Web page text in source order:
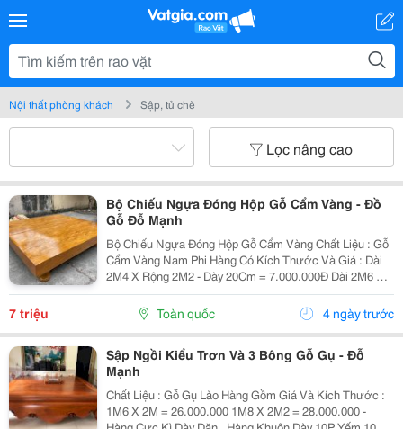
Nội thất phòng khách Sập, tủ chè
Lọc nâng cao
Bộ Chiếu Ngựa Đóng Hộp Gỗ Cẩm Vàng - Đồ
Gỗ Đỗ Mạnh
Bộ Chiếu Ngựa Đóng Hộp Gỗ Cẩm Vàng Chất Liệu : Gỗ
Cẩm Vàng Nam Phi Hàng Có Kích Thước Và Giá : Dài
2M4 X Rộng 2M2 - Dày 20Cm = 7.000.000Đ Dài 2M6 X
Rộng 2M2 - Dày 20Cm = 9.000.000Đ Giá Bán Đã Bao
Gồm Sơn Pu Đẹp --- Nhận Hàng Đặt Theo Yêu Cầu !
7 triệu Toàn quốc 4 ngày trước
Sập Ngồi Kiểu Trơn Và 3 Bông Gỗ Gụ - Đỗ
Mạnh
Chất Liệu : Gỗ Gụ Lào Hàng Gồm Giá Và Kích Thước :
1M6 X 2M = 26.000.000 1M8 X 2M2 = 28.000.000 -